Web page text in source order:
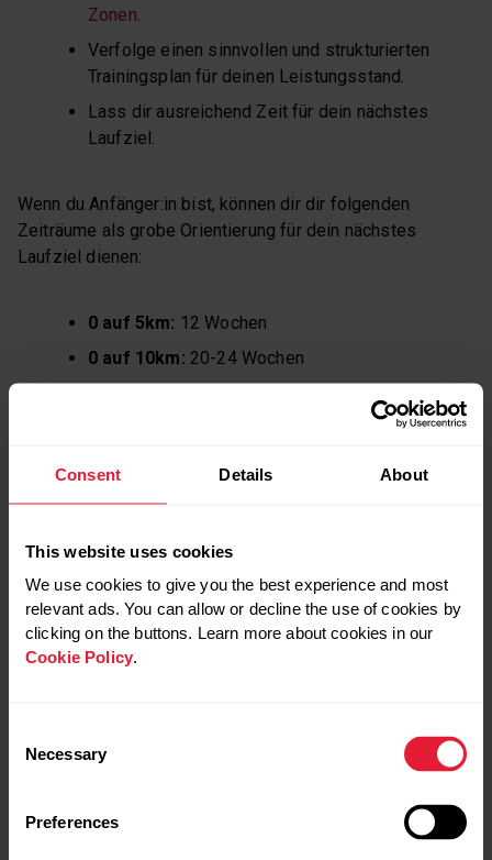
Consent Details About
This website uses cookies
We use cookies to give you the best experience and most
relevant ads. You can allow or decline the use of cookies by
clicking on the buttons. Learn more about cookies in our
Cookie Policy.
Selection
Necessary
Preferences
Zonen.
Verfolge einen sinnvollen und strukturierten
Trainingsplan für deinen Leistungsstand.
Lass dir ausreichend Zeit für dein nächstes
Laufziel.
Wenn du Anfänger:in bist, können dir dir folgenden
Zeiträume als grobe Orientierung für dein nächstes
Laufziel dienen:
0 auf 5km: 12 Wochen
0 auf 10km: 20-24 Wochen
20-30 Wochen
10km auf HM:
HM